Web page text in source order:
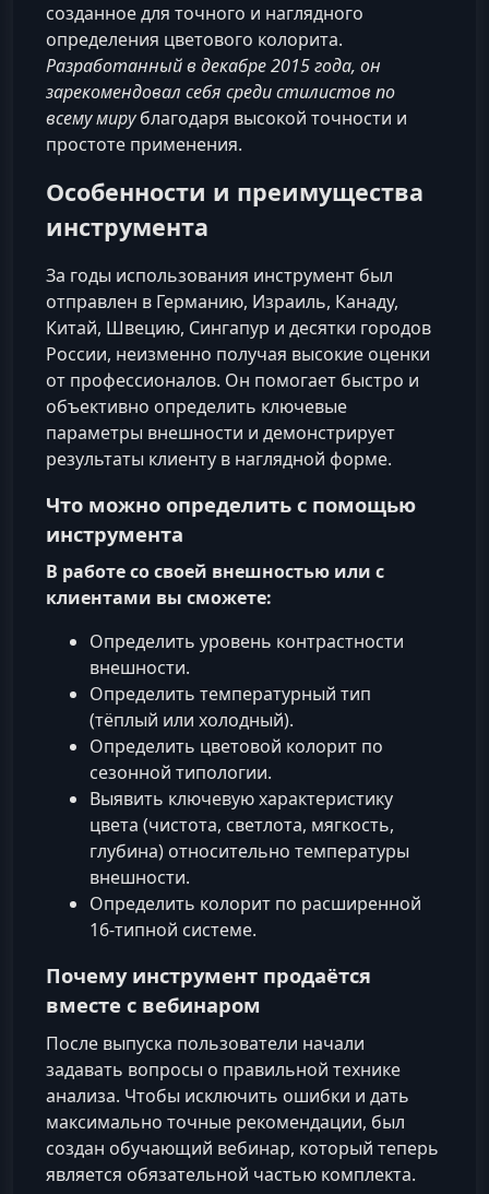
созданное для точного и наглядного
определения цветового колорита.
Разработанный в декабре 2015 года, он
зарекомендовал себя среди стилистов по
всему мирублагодаря высокой точности и
простоте применения.
Особенности и преимущества
инструмента
За годы использования инструмент был
отправлен в Германию, Израиль, Канаду,
Китай, Швецию, Сингапур и десятки городов
России, неизменно получая высокие оценки
от профессионалов. Он помогает быстро и
объективно определить ключевые
параметры внешности и демонстрирует
результаты клиенту в наглядной форме.
Что можно определить с помощью
инструмента
В работе со своей внешностью или с
клиентами вы сможете:
Определить уровень контрастности
внешности.
Определить температурный тип
(тёплый или холодный).
Определить цветовой колорит по
сезонной типологии.
Выявить ключевую характеристику
цвета (чистота, светлота, мягкость,
глубина) относительно температуры
внешности.
Определить колорит по расширенной
16-типной системе.
Почему инструмент продаётся
вместе с вебинаром
После выпуска пользователи начали
задавать вопросы о правильной технике
анализа. Чтобы исключить ошибки и дать
максимально точные рекомендации, был
создан обучающий вебинар, который теперь
является обязательной частью комплекта.